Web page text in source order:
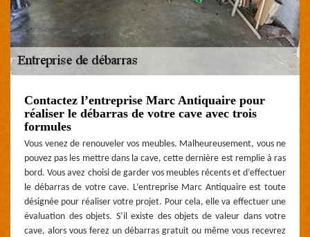
Contactez l’entreprise Marc Antiquaire pour
réaliser le débarras de votre cave avec trois
formules
Vous venez de renouveler vos meubles. Malheureusement, vous ne
pouvez pas les mettre dans la cave, cette dernière est remplie à ras
bord. Vous avez choisi de garder vos meubles récents et d’effectuer
le débarras de votre cave. L’entreprise Marc Antiquaire est toute
désignée pour réaliser votre projet. Pour cela, elle va effectuer une
évaluation des objets. S’il existe des objets de valeur dans votre
cave, alors vous ferez un débarras gratuit ou même vous recevrez